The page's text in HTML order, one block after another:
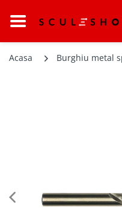
Acasa Burghiu metal